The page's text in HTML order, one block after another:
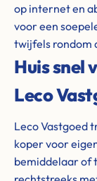
op internet en
voor een
twijfels rondom
Huis snel
Leco
Leco Vastgoed
koper voor
bemiddelaar of